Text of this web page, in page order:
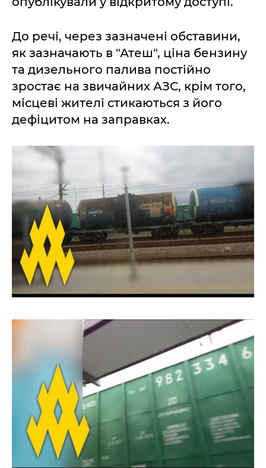
До речі, через зазначені обставини,
як зазначають в "Атеш", ціна бензину
та дизельного палива постійно
зростає на звичайних АЗС, крім того,
місцеві жителі стикаються з його
дефіцитом на заправках.